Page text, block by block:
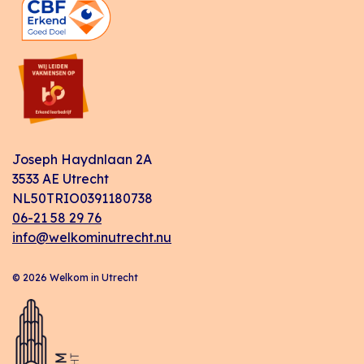
Joseph Haydnlaan 2A
3533 AE Utrecht
NL50TRIO0391180738
06-21 58 29 76
info@welkominutrecht.nu
© 2026 Welkom in Utrecht